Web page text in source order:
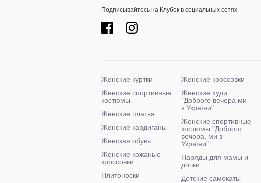
Подписывайтесь на Клубок в социальных сетях
Женские куртки
Женские спортивные
костюмы
Женские платья
Женские кардиганы
Женская обувь
Женские кожаные
кроссовки
Плитоноски
Женские кроссовки
Женские худи
"Доброго вечора ми
з України"
Женские спортивные
костюмы "Доброго
вечора, ми з
України"
Наряды для мамы и
дочки
Детские самокаты